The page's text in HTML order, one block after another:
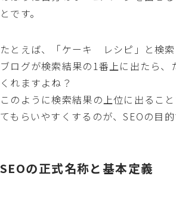
とです。
たとえば、「ケーキ レシピ」と検
ブログが検索結果の1番上に出たら、
くれますよね？
このように検索結果の上位に出るこ
てもらいやすくするのが、SEOの目的
SEOの正式名称と基本定義